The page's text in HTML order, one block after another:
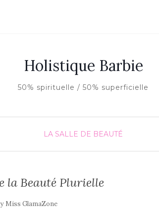
Holistique Barbie
50% spirituelle / 50% superficielle
LA SALLE DE BEAUTÉ
la Beauté Plurielle
Miss GlamaZone